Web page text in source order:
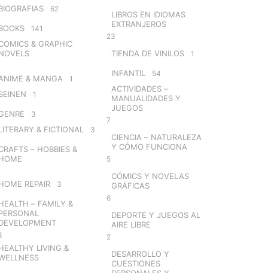
62
141
& GRAPHIC
& MANGA 1
1
3
& FICTIONAL 3
– HOBBIES &
REPAIR 3
– FAMILY &
LIVING &
LIBROS EN IDIOMAS
EXTRANJEROS
23
TIENDA DE VINILOS 1
INFANTIL 54
ACTIVIDADES –
MANUALIDADES Y
JUEGOS
7
CIENCIA – NATURALEZA
Y CÓMO FUNCIONA
5
CÓMICS Y NOVELAS
GRÁFICAS
6
DEPORTE Y JUEGOS AL
AIRE LIBRE
2
DESARROLLO Y
CUESTIONES